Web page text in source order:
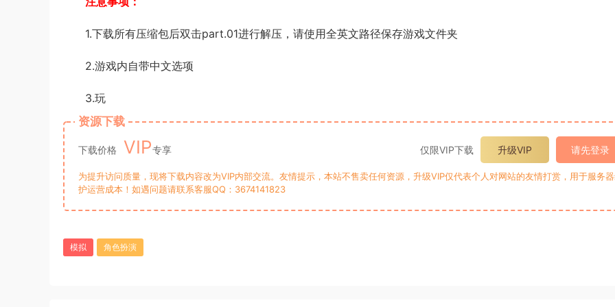
1.下载所有压缩包后双击part.01进行解压，请使用全英文路径保存游戏文件夹
2.游戏内自带中文选项
3.玩
资源下载
下载价格 VIP专享 仅限VIP下载 升级VIP 请先登录
为提升访问质量，现将下载内容改为VIP内部交流。友情提示，本站不售卖任何资源，升级VIP仅代表个人对网站的友情打赏，用于服务
护运营成本！如遇问题请联系客服QQ：3674141823
模拟 角色扮演